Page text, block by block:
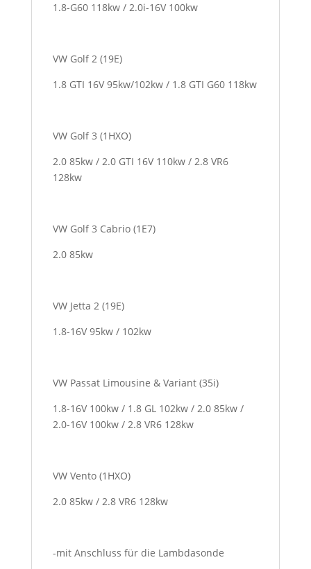
1.8-G60 118kw / 2.0i-16V 100kw
VW Golf 2 (19E)
1.8 GTI 16V 95kw/102kw / 1.8 GTI G60 118kw
VW Golf 3 (1HXO)
2.0 85kw / 2.0 GTI 16V 110kw / 2.8 VR6
128kw
VW Golf 3 Cabrio (1E7)
2.0 85kw
VW Jetta 2 (19E)
1.8-16V 95kw / 102kw
VW Passat Limousine & Variant (35i)
1.8-16V 100kw / 1.8 GL 102kw / 2.0 85kw /
2.0-16V 100kw / 2.8 VR6 128kw
VW Vento (1HXO)
2.0 85kw / 2.8 VR6 128kw
-mit Anschluss für die Lambdasonde